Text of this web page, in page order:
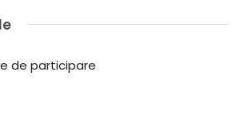
de participare